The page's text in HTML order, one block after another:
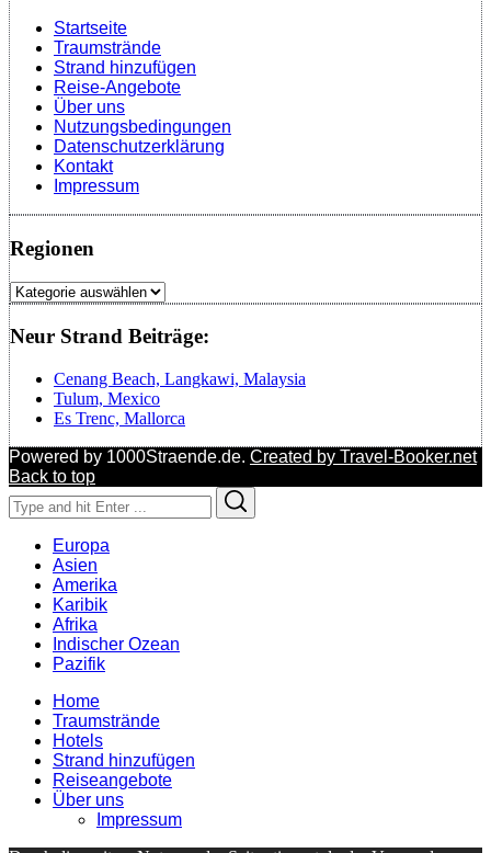
Startseite
Traumstrände
Strand hinzufügen
Reise-Angebote
Über uns
Nutzungsbedingungen
Datenschutzerklärung
Kontakt
Impressum
Regionen
Regionen
Neur Strand Beiträge:
Cenang Beach, Langkawi, Malaysia
Tulum, Mexico
Es Trenc, Mallorca
Powered by 1000Straende.de. Created by Travel-Booker.net
Back to top
Search
for:
Europa
Asien
Amerika
Karibik
Afrika
Indischer Ozean
Pazifik
Home
Traumstrände
Hotels
Strand hinzufügen
Reiseangebote
Über uns
Impressum